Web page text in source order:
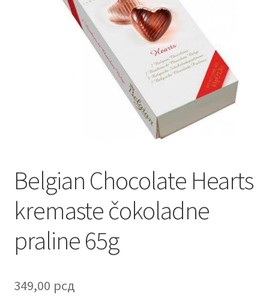
Cveće
Delivery
Destilati
FAQ
Belgian Chocolate Hearts
kremaste čokoladne
praline 65g
349,00 рсд